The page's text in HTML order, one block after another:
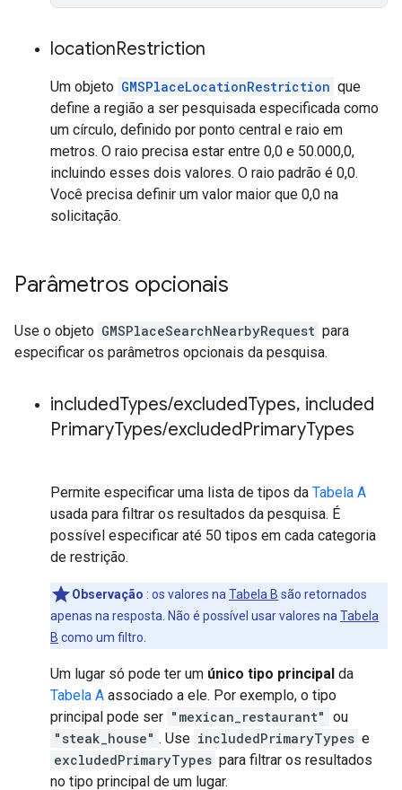
locationRestriction
Um objeto GMSPlaceLocationRestriction que
define a região a ser pesquisada especificada como
um círculo, definido por ponto central e raio em
metros. O raio precisa estar entre 0,0 e 50.000,0,
incluindo esses dois valores. O raio padrão é 0,0.
Você precisa definir um valor maior que 0,0 na
solicitação.
Parâmetros opcionais
Use o objeto GMSPlaceSearchNearbyRequest para
especificar os parâmetros opcionais da pesquisa.
includedTypes/excludedTypes, included
PrimaryTypes/excludedPrimaryTypes
Permite especificar uma lista de tipos da Tabela A
usada para filtrar os resultados da pesquisa. É
possível especificar até 50 tipos em cada categoria
de restrição.
Observação : os valores na Tabela B são retornados
apenas na resposta. Não é possível usar valores na Tabela
B como um filtro.
Um lugar só pode ter um único tipo principal da
Tabela A associado a ele. Por exemplo, o tipo
principal pode ser "mexican_restaurant" ou
"steak_house" . Use includedPrimaryTypes e
excludedPrimaryTypes para filtrar os resultados
no tipo principal de um lugar.